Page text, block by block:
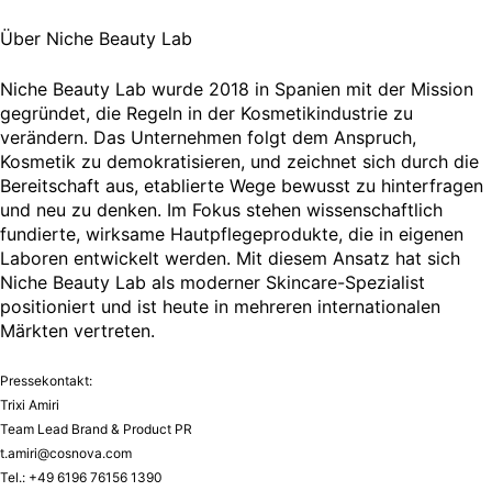
Über Niche Beauty Lab
Niche Beauty Lab wurde 2018 in Spanien mit der Mission
gegründet, die Regeln in der Kosmetikindustrie zu
verändern. Das Unternehmen folgt dem Anspruch,
Kosmetik zu demokratisieren, und zeichnet sich durch die
Bereitschaft aus, etablierte Wege bewusst zu hinterfragen
und neu zu denken. Im Fokus stehen wissenschaftlich
fundierte, wirksame Hautpflegeprodukte, die in eigenen
Laboren entwickelt werden. Mit diesem Ansatz hat sich
Niche Beauty Lab als moderner Skincare-Spezialist
positioniert und ist heute in mehreren internationalen
Märkten vertreten.
Pressekontakt:
Trixi Amiri
Team Lead Brand & Product PR
t.amiri@cosnova.com
Tel.: +49 6196 76156 1390